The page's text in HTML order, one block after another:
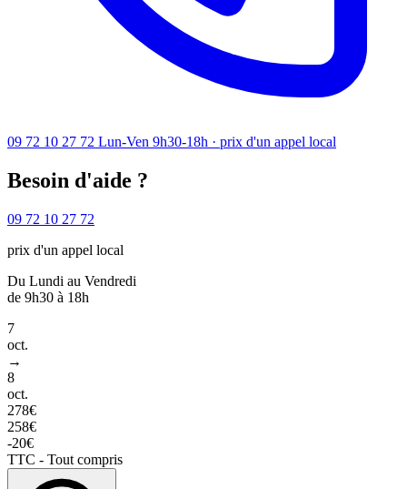
09 72 10 27 72 Lun-Ven 9h30-18h · prix d'un appel local
Besoin d'aide ?
09 72 10 27 72
prix d'un appel local
Du Lundi au Vendredi
de 9h30 à 18h
7
oct.
→
8
oct.
278€
258€
-20€
TTC - Tout compris